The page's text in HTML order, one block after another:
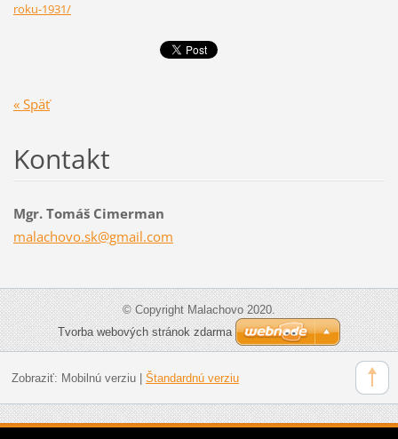
roku-1931/
« Späť
Kontakt
Mgr. Tomáš Cimerman
malachovo.sk@gmail.com
© Copyright Malachovo 2020.
Tvorba webových stránok zdarma
Zobraziť: Mobilnú verziu| Štandardnú verziu